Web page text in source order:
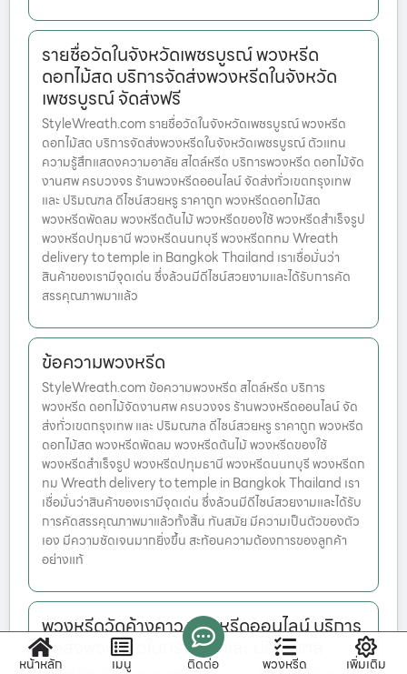
รายชื่อวัดในจังหวัดเพชรบูรณ์ พวงหรีด
ดอกไม้สด บริการจัดส่งพวงหรีดในจังหวัด
เพชรบูรณ์ จัดส่งฟรี
StyleWreath.com รายชื่อวัดในจังหวัดเพชรบูรณ์ พวงหรีด
ดอกไม้สด บริการจัดส่งพวงหรีดในจังหวัดเพชรบูรณ์ ตัวแทน
ความรู้สึกแสดงความอาลัย สไตล์หรีด บริการพวงหรีด ดอกไม้จัด
งานศพ ครบวงจร ร้านพวงหรีดออนไลน์ จัดส่งทั่วเขตกรุงเทพ
และ ปริมณฑล ดีไซน์สวยหรู ราคาถูก พวงหรีดดอกไม้สด
พวงหรีดพัดลม พวงหรีดต้นไม้ พวงหรีดของใช้ พวงหรีดสำเร็จรูป
พวงหรีดปทุมธานี พวงหรีดนนทบุรี พวงหรีดกทม Wreath
delivery to temple in Bangkok Thailand เราเชื่อมั่นว่า
สินค้าของเรามีจุดเด่น ซึ่งล้วนมีดีไซน์สวยงามและได้รับการคัด
สรรคุณภาพมาแล้ว
ข้อความพวงหรีด
StyleWreath.com ข้อความพวงหรีด สไตล์หรีด บริการ
พวงหรีด ดอกไม้จัดงานศพ ครบวงจร ร้านพวงหรีดออนไลน์ จัด
ส่งทั่วเขตกรุงเทพ และ ปริมณฑล ดีไซน์สวยหรู ราคาถูก พวงหรีด
ดอกไม้สด พวงหรีดพัดลม พวงหรีดต้นไม้ พวงหรีดของใช้
พวงหรีดสำเร็จรูป พวงหรีดปทุมธานี พวงหรีดนนทบุรี พวงหรีดก
ทม Wreath delivery to temple in Bangkok Thailand เรา
เชื่อมั่นว่าสินค้าของเรามีจุดเด่น ซึ่งล้วนมีดีไซน์สวยงามและได้รับ
การคัดสรรคุณภาพมาแล้วทั้งสิ้น ทันสมัย มีความเป็นตัวของตัว
เอง มีความชัดเจนมากยิ่งขึ้น สะท้อนความต้องการของลูกค้า
อย่างแท้
พวงหรีดวัดค้างคาว พวงหรีดออนไลน์ บริการ
จัดส่งพวงหรีดในกรุงเทพ และ ปริมณฑล
หน้าหลัก เมนู ติดต่อ พวงหรีด เพิ่มเติม